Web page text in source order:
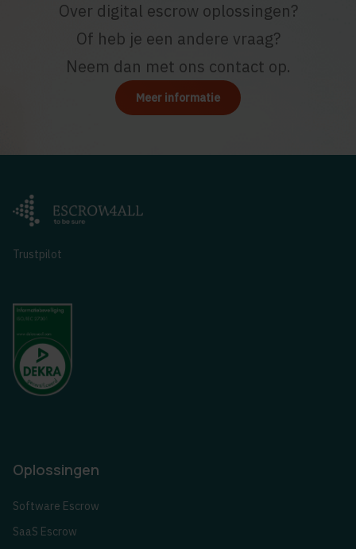
Over digital escrow oplossingen?
Of heb je een andere vraag?
Neem dan met ons contact op.
Meer informatie
Trustpilot
Oplossingen
Software Escrow
SaaS Escrow